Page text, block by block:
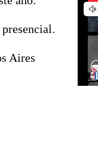
Aires